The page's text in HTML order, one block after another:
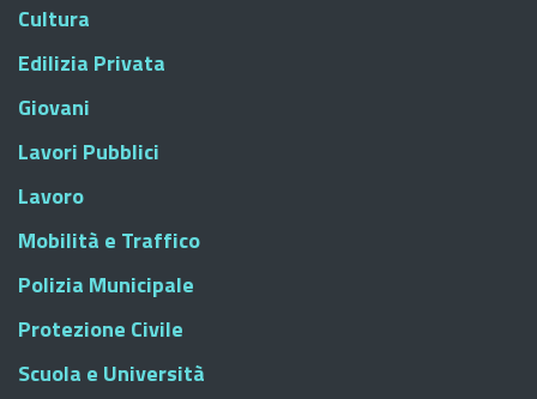
Cultura
Edilizia Privata
Giovani
Lavori Pubblici
Lavoro
Mobilità e Traffico
Polizia Municipale
Protezione Civile
Scuola e Università